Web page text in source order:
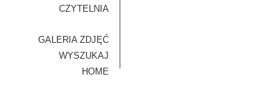
CZYTELNIA
GALERIA ZDJĘĆ
WYSZUKAJ
HOME